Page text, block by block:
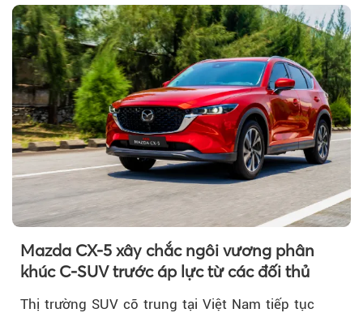
Mazda CX-5 xây chắc ngôi vương phân
khúc C-SUV trước áp lực từ các đối thủ
Thị trường SUV cỡ trung tại Việt Nam tiếp tục